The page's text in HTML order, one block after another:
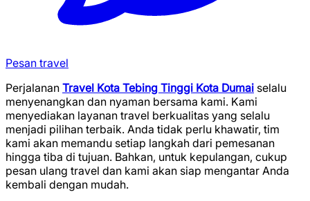
Pesan travel
Perjalanan Travel Kota Tebing Tinggi Kota Dumai selalu
menyenangkan dan nyaman bersama kami. Kami
menyediakan layanan travel berkualitas yang selalu
menjadi pilihan terbaik. Anda tidak perlu khawatir, tim
kami akan memandu setiap langkah dari pemesanan
hingga tiba di tujuan. Bahkan, untuk kepulangan, cukup
pesan ulang travel dan kami akan siap mengantar Anda
kembali dengan mudah.